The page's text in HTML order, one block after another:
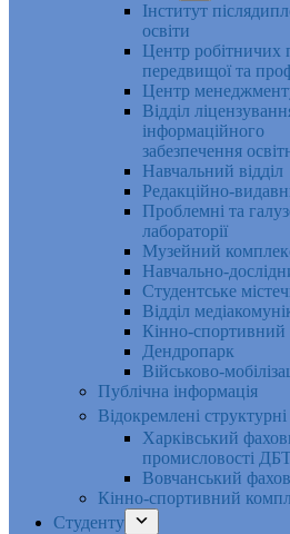
Інститут
освіти
Центр робітничих
передвищої та
Центр
Відділ
інформаційного
забезпечення
Навчальний відділ
Редакційно-
Проблемні та
лабораторії
Музейний
Навчально-
Студентське
Відділ
Кінно-спортивний
Дендропарк
Військово-
Публічна інформація
Відокремлені структурні
Харківський
промисловості
Вовчанський
Кінно-спортивний
Студенту